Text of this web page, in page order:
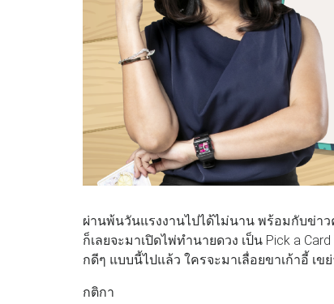
ผ่านพ้นวันแรงงานไปได้ไม่นาน พร้อมกับข่า
ก็เลยจะมาเปิดไพ่ทำนายดวง เป็น Pick a
กดีๆ แบบนี้ไปแล้ว ใครจะมาเลื่อยขาเก้าอี้ เ
กติกา